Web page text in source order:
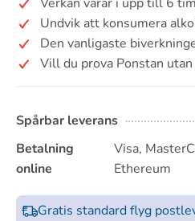
Undvik att konsumera
Den vanligaste
Vill du prova Ponstan
Spårbar leverans
Betalning
online
Visa,
Ethereum
Gratis standard flyg